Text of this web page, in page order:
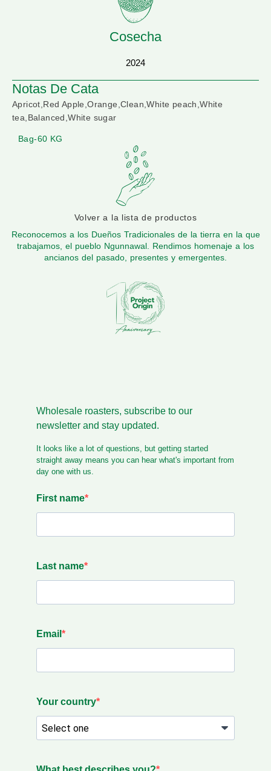
Cosecha
2024
Notas De Cata
Apricot,Red Apple,Orange,Clean,White peach,White
tea,Balanced,White sugar
Bag-60 KG
Volver a la lista de productos
Reconocemos a los Dueños Tradicionales de la tierra en la que
trabajamos, el pueblo Ngunnawal. Rendimos homenaje a los
ancianos del pasado, presentes y emergentes.